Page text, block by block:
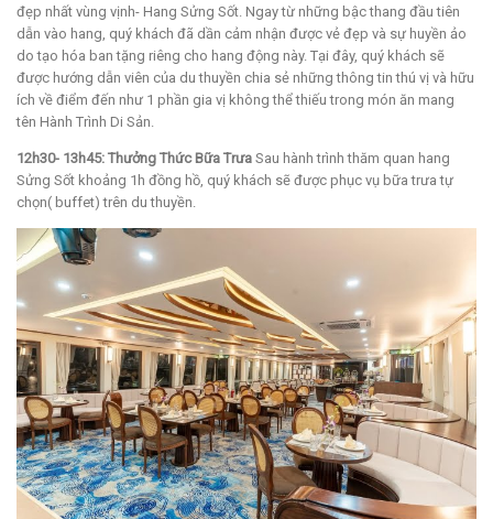
đẹp nhất vùng vịnh- Hang Sửng Sốt. Ngay từ những bậc thang đầu tiên
dẫn vào hang, quý khách đã dần cảm nhận được vẻ đẹp và sự huyền ảo
do tạo hóa ban tặng riêng cho hang động này. Tại đây, quý khách sẽ
được hướng dẫn viên của du thuyền chia sẻ những thông tin thú vị và hữu
ích về điểm đến như 1 phần gia vị không thể thiếu trong món ăn mang
tên Hành Trình Di Sản.
12h30- 13h45: Thưởng Thức Bữa Trưa Sau hành trình thăm quan hang
Sửng Sốt khoảng 1h đồng hồ, quý khách sẽ được phục vụ bữa trưa tự
chọn( buffet) trên du thuyền.